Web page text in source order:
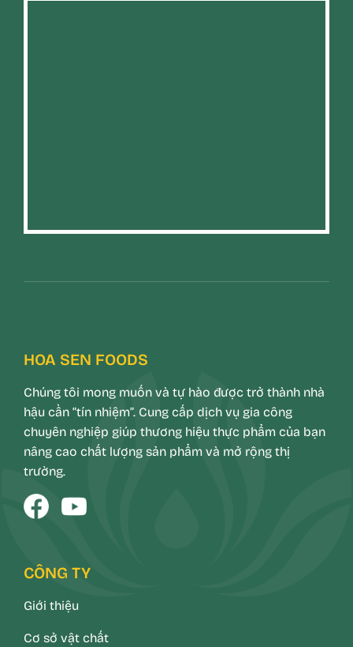
HOA SEN FOODS
Chúng tôi mong muốn và tự hào được trở thành nhà
hậu cần “tín nhiệm”. Cung cấp dịch vụ gia công
chuyên nghiệp giúp thương hiệu thực phẩm của bạn
nâng cao chất lượng sản phẩm và mở rộng thị
trường.
CÔNG TY
Giới thiệu
Cơ sở vật chất